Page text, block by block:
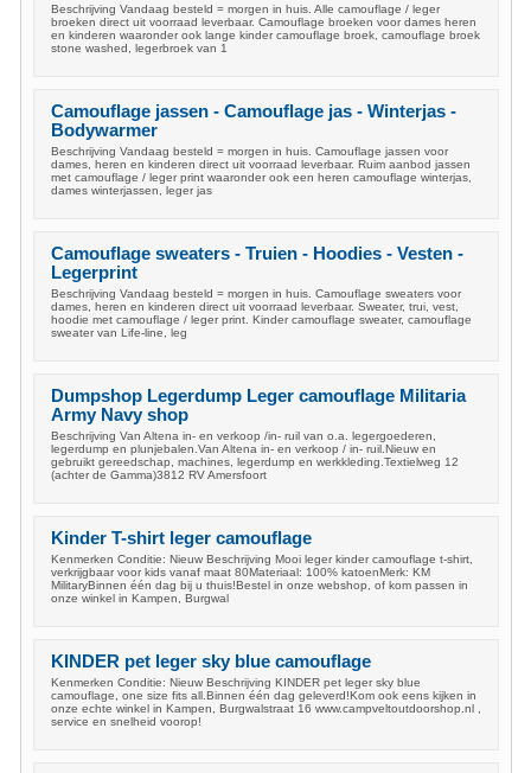
Beschrijving Vandaag besteld = morgen in huis. Alle camouflage / leger
broeken direct uit voorraad leverbaar. Camouflage broeken voor dames heren
en kinderen waaronder ook lange kinder camouflage broek, camouflage broek
stone washed, legerbroek van 1
Camouflage jassen - Camouflage jas - Winterjas -
Bodywarmer
Beschrijving Vandaag besteld = morgen in huis. Camouflage jassen voor
dames, heren en kinderen direct uit voorraad leverbaar. Ruim aanbod jassen
met camouflage / leger print waaronder ook een heren camouflage winterjas,
dames winterjassen, leger jas
Camouflage sweaters - Truien - Hoodies - Vesten -
Legerprint
Beschrijving Vandaag besteld = morgen in huis. Camouflage sweaters voor
dames, heren en kinderen direct uit voorraad leverbaar. Sweater, trui, vest,
hoodie met camouflage / leger print. Kinder camouflage sweater, camouflage
sweater van Life-line, leg
Dumpshop Legerdump Leger camouflage Militaria
Army Navy shop
Beschrijving Van Altena in- en verkoop /in- ruil van o.a. legergoederen,
legerdump en plunjebalen.Van Altena in- en verkoop / in- ruil.Nieuw en
gebruikt gereedschap, machines, legerdump en werkkleding.Textielweg 12
(achter de Gamma)3812 RV Amersfoort
Kinder T-shirt leger camouflage
Kenmerken Conditie: Nieuw Beschrijving Mooi leger kinder camouflage t-shirt,
verkrijgbaar voor kids vanaf maat 80Materiaal: 100% katoenMerk: KM
MilitaryBinnen één dag bij u thuis!Bestel in onze webshop, of kom passen in
onze winkel in Kampen, Burgwal
KINDER pet leger sky blue camouflage
Kenmerken Conditie: Nieuw Beschrijving KINDER pet leger sky blue
camouflage, one size fits all.Binnen één dag geleverd!Kom ook eens kijken in
onze echte winkel in Kampen, Burgwalstraat 16 www.campveltoutdoorshop.nl ,
service en snelheid voorop!